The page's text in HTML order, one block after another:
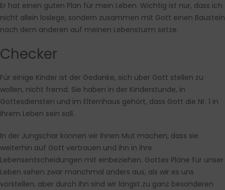
Er hat einen guten Plan für mein Leben. Wichtig ist nur, dass ich
nicht allein loslege, sondern zusammen mit Gott einen Baustein
nach dem anderen auf meinen Lebensturm setze.
Checker
Für einige Kinder ist der Gedanke, sich über Gott stellen zu
wollen, nicht fremd. Sie haben in der Kinderstunde, in
Gottesdiensten und im Elternhaus gehört, dass Gott die Nr. 1 in
ihrem Leben sein soll.
In der Jungschar können wir ihnen Mut machen, dass sie
weiterhin auf Gott vertrauen und ihn in ihre
Lebensentscheidungen mit einbeziehen. Gottes Pläne für unser
Leben sehen zwar manchmal anders aus, als wir es uns
vorstellen, aber durch ihn sind wir längst zu ganz besonderen